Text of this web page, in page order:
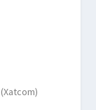
(Xatcom)